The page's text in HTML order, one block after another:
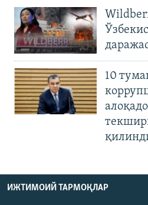
10
ИЖТИМОИЙ ТАРМОҚЛАР